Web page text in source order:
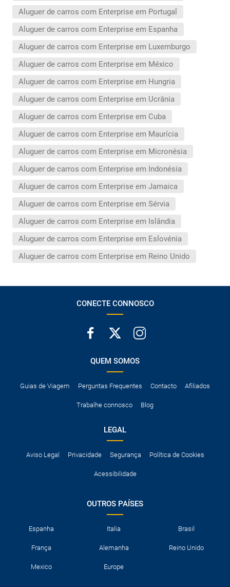
Aluguer de carros com Enterprise em Portugal
Aluguer de carros com Enterprise em Espanha
Aluguer de carros com Enterprise em Luxemburgo
Aluguer de carros com Enterprise em México
Aluguer de carros com Enterprise em Hungria
Aluguer de carros com Enterprise em Ucrânia
Aluguer de carros com Enterprise em Cuba
Aluguer de carros com Enterprise em Maurícia
Aluguer de carros com Enterprise em Micronésia
Aluguer de carros com Enterprise em Indonésia
Aluguer de carros com Enterprise em Jamaica
Aluguer de carros com Enterprise em Sérvia
Aluguer de carros com Enterprise em Islândia
Aluguer de carros com Enterprise em Eslovénia
Aluguer de carros com Enterprise em Reino Unido
CONECTE CONNOSCO
QUEM SOMOS
Guias de Viagem Perguntas Frequentes Contacto Afiliados
Trabalhe connosco Blog
LEGAL
Aviso Legal Privacidade Segurança Política de Cookies
Acessibilidade
OUTROS PAÍSES
Espanha Italia Brasil
França Alemanha Reino Unido
Mexico Europe